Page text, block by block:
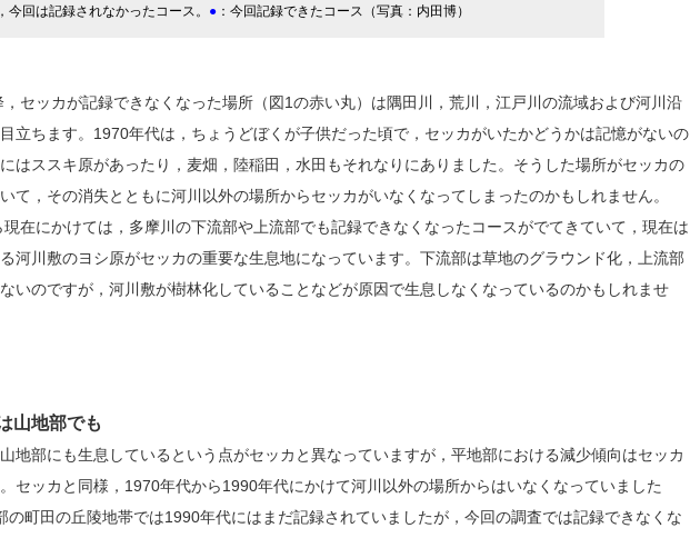
今回は記録されなかったコース。 ● ：今回記録できたコース（写真：内田博）
セッカが記録できなくなった場所（図1の赤い丸）は隅田川，荒川，江戸川の流域および河川沿
立ちます。1970年代は，ちょうどぼくが子供だった頃で，セッカがいたかどうかは記憶がないの
はススキ原があったり，麦畑，陸稲田，水田もそれなりにありました。そうした場所がセッカの
て，その消失とともに河川以外の場所からセッカがいなくなってしまったのかもしれません。
在にかけては，多摩川の下流部や上流部でも記録できなくなったコースがでてきていて，現在は
河川敷のヨシ原がセッカの重要な生息地になっています。下流部は草地のグラウンド化，上流部
いのですが，河川敷が樹林化していることなどが原因で生息しなくなっているのかもしれませ
山地部でも
地部にも生息しているという点がセッカと異なっていますが，平地部における減少傾向はセッカ
セッカと同様，1970年代から1990年代にかけて河川以外の場所からはいなくなっていました
の町田の丘陵地帯では1990年代にはまだ記録されていましたが，今回の調査では記録できなくな